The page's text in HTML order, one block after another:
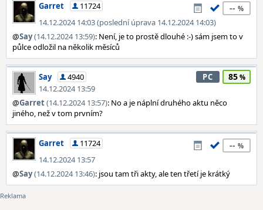
Garret
11724
14.12.2024 14:03 (poslední úprava 14.12.2024 14:03)
--
@Say(14.12.2024 13:59): Není, je to prostě dlouhé :-) sám jsem to v
půlce odložil na několik měsíců
Say
4940
14.12.2024 13:59
PC 85
@Garret(14.12.2024 13:57): No a je náplní druhého aktu něco
jiného, než v tom prvním?
Garret
11724
14.12.2024 13:57
--
@Say(14.12.2024 13:46): jsou tam tři akty, ale ten třetí je krátký